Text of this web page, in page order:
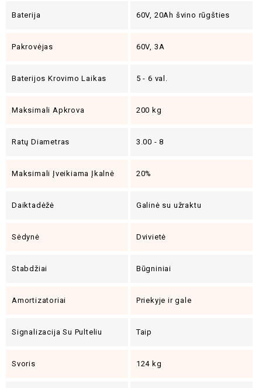
Baterija 60V, 20Ah švino rūgšties
Pakrovėjas 60V, 3A
Baterijos Krovimo Laikas 5 - 6 val.
Maksimali Apkrova 200 kg
Ratų Diametras 3.00 - 8
Maksimali Įveikiama Įkalnė 20%
Daiktadėžė Galinė su užraktu
Sėdynė Dvivietė
Stabdžiai Būgniniai
Amortizatoriai Priekyje ir gale
Signalizacija Su Pulteliu Taip
Svoris 124 kg